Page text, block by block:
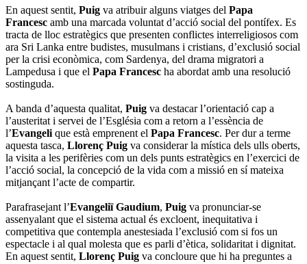
En aquest sentit, Puig va atribuir alguns viatges del Papa
Francesc amb una marcada voluntat d’acció social del pontífex. Es
tracta de lloc estratègics que presenten conflictes interreligiosos com
ara Sri Lanka entre budistes, musulmans i cristians, d’exclusió social
per la crisi econòmica, com Sardenya, del drama migratori a
Lampedusa i que el Papa Francesc ha abordat amb una resolució
sostinguda.
A banda d’aquesta qualitat, Puig va destacar l’orientació cap a
l’austeritat i servei de l’Església com a retorn a l’essència de
l’Evangeli que està emprenent el Papa Francesc. Per dur a terme
aquesta tasca, Llorenç Puig va considerar la mística dels ulls oberts,
la visita a les perifèries com un dels punts estratègics en l’exercici de
l’acció social, la concepció de la vida com a missió en sí mateixa
mitjançant l’acte de compartir.
Parafrasejant l’Evangeliï Gaudium, Puig va pronunciar-se
assenyalant que el sistema actual és excloent, inequitativa i
competitiva que contempla anestesiada l’exclusió com si fos un
espectacle i al qual molesta que es parli d’ètica, solidaritat i dignitat.
En aquest sentit, Llorenç Puig va concloure que hi ha preguntes a